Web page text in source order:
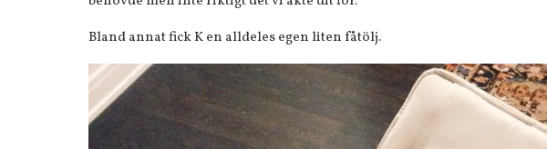
Bland annat fick K en alldeles egen liten fåtölj.